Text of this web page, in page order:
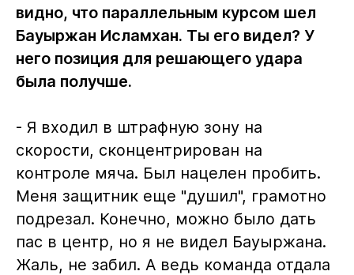
видно, что параллельным курсом шел
Бауыржан Исламхан. Ты его видел? У
него позиция для решающего удара
была получше.
- Я входил в штрафную зону на
скорости, сконцентрирован на
контроле мяча. Был нацелен пробить.
Меня защитник еще "душил", грамотно
подрезал. Конечно, можно было дать
пас в центр, но я не видел Бауыржана.
Жаль, не забил. А ведь команда отдала